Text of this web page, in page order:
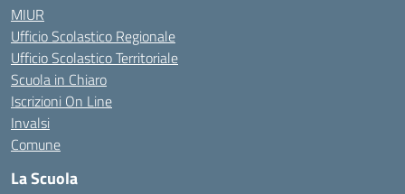
MIUR
Ufficio Scolastico Regionale
Ufficio Scolastico Territoriale
Scuola in Chiaro
Iscrizioni On Line
Invalsi
Comune
La Scuola